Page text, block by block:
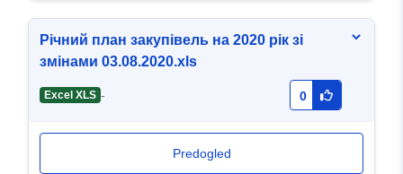
Річний план закупівель на 2020 рік зі
змінами 03.08.2020.xls
Excel XLS - 0
Predogled